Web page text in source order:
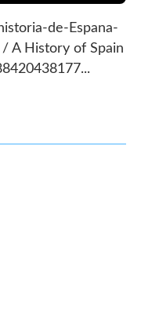
de-Espana-
A History of Spain